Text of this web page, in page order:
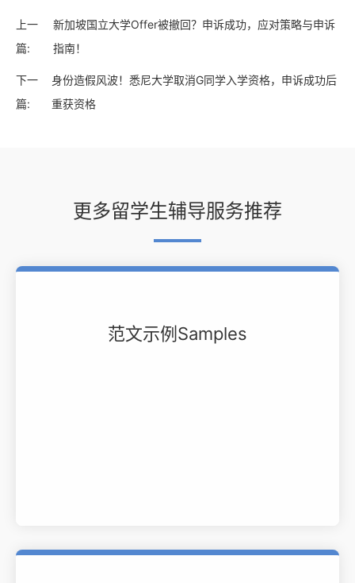
上一
篇:
新加坡国立大学Offer被撤回？申诉成功，应对策略与申诉
指南！
下一
篇:
身份造假风波！悉尼大学取消G同学入学资格，申诉成功后
重获资格
更多留学生辅导服务推荐
范文示例Samples